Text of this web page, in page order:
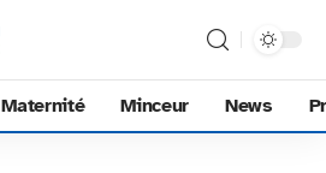
Maternité Minceur News